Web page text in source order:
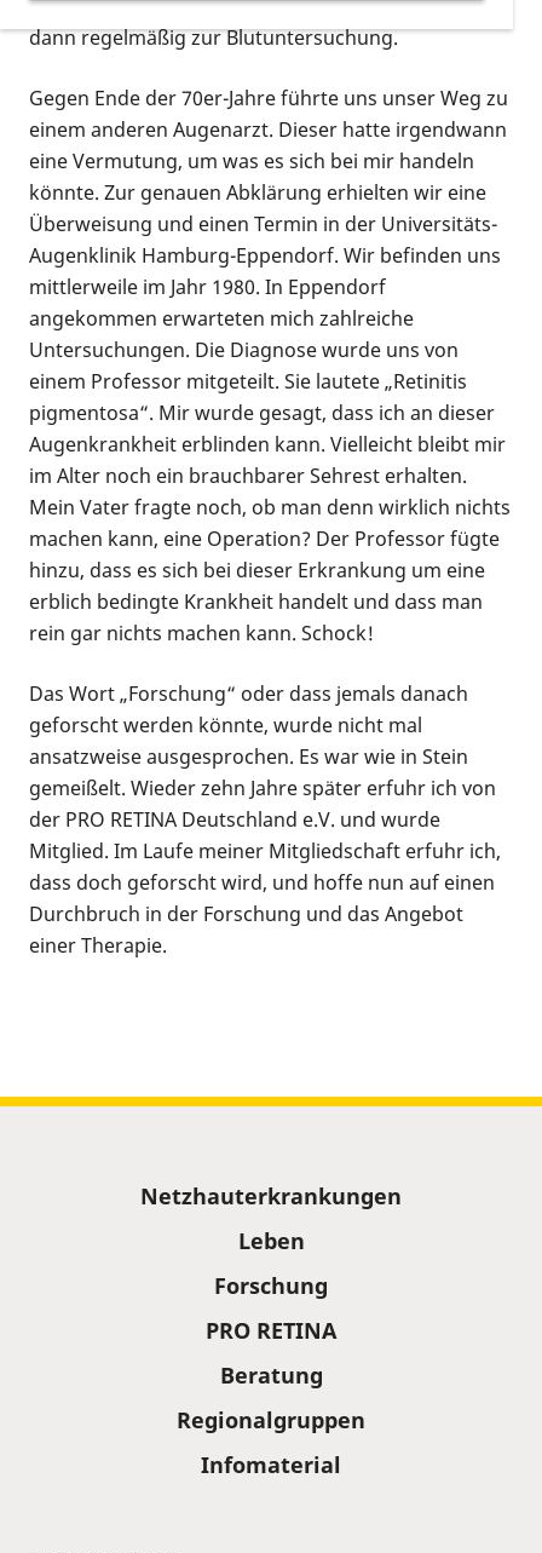
darauf gekommen ist, wissen wir nicht. Ich musste
dann regelmäßig zur Blutuntersuchung.
Gegen Ende der 70er-Jahre führte uns unser Weg zu
einem anderen Augenarzt. Dieser hatte irgendwann
eine Vermutung, um was es sich bei mir handeln
könnte. Zur genauen Abklärung erhielten wir eine
Überweisung und einen Termin in der Universitäts-
Augenklinik Hamburg-Eppendorf. Wir befinden uns
mittlerweile im Jahr 1980. In Eppendorf
angekommen erwarteten mich zahlreiche
Untersuchungen. Die Diagnose wurde uns von
einem Professor mitgeteilt. Sie lautete „Retinitis
pigmentosa“. Mir wurde gesagt, dass ich an dieser
Augenkrankheit erblinden kann. Vielleicht bleibt mir
im Alter noch ein brauchbarer Sehrest erhalten.
Mein Vater fragte noch, ob man denn wirklich nichts
machen kann, eine Operation? Der Professor fügte
hinzu, dass es sich bei dieser Erkrankung um eine
erblich bedingte Krankheit handelt und dass man
rein gar nichts machen kann. Schock!
Das Wort „Forschung“ oder dass jemals danach
geforscht werden könnte, wurde nicht mal
ansatzweise ausgesprochen. Es war wie in Stein
gemeißelt. Wieder zehn Jahre später erfuhr ich von
der PRO RETINA Deutschland e.V. und wurde
Mitglied. Im Laufe meiner Mitgliedschaft erfuhr ich,
dass doch geforscht wird, und hoffe nun auf einen
Durchbruch in der Forschung und das Angebot
einer Therapie.
Netzhauterkrankungen
Leben
Forschung
PRO RETINA
Beratung
Regionalgruppen
Infomaterial